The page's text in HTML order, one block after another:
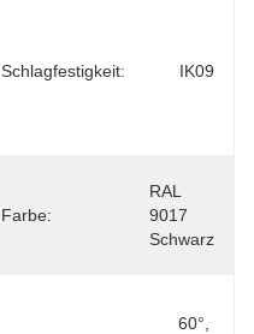
Schlagfestigkeit: IK09
Farbe:
RAL
9017
Schwarz
60°,